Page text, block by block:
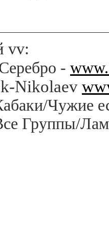
vv:
-
Nikolaev
Чужие
Группы/